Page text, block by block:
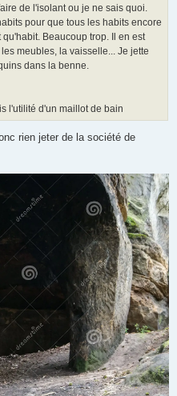
de l'isolant ou je ne sais quoi.
pour que tous les habits encore
Beaucoup trop. Il en est
meubles, la vaisselle... Je jette
dans la benne.
l'utilité d'un maillot de bain
rien jeter de la société de